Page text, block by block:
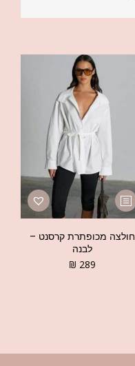
חולצה מכופתרת קרסנט –
לבנה
₪ 289